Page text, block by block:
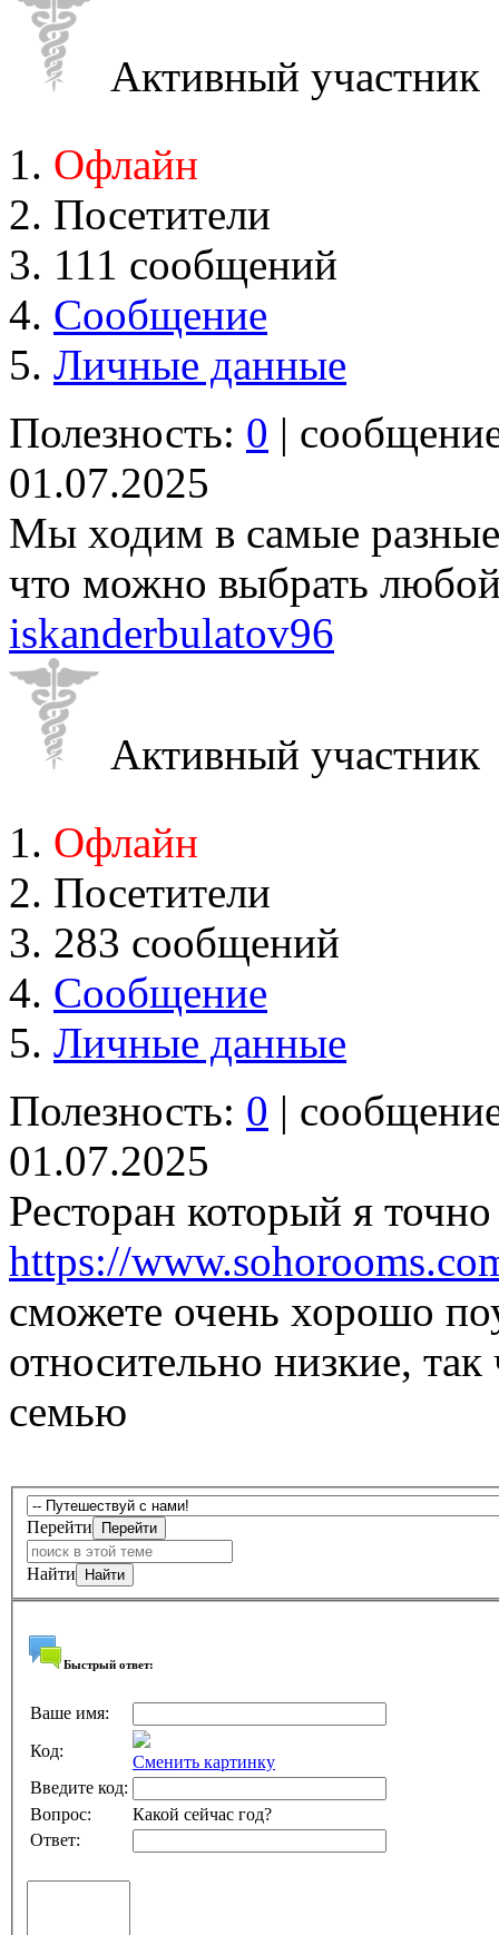
Активный участник
Офлайн
Посетители
111 сообщений
Сообщение
Личные данные
Полезность: 0 |
01.07.2025
Мы ходим в самые
что можно выбрать любой
iskanderbulatov96
Активный участник
Офлайн
Посетители
283 сообщений
Сообщение
Личные данные
Полезность: 0 |
01.07.2025
Ресторан который я
https://
сможете очень хорошо
относительно низкие,
семью
Перейти
Найти
Быстрый ответ:
Ваше имя:
Код:
Сменить картинку
Введите код:
Вопрос:
Какой сейчас год?
Ответ: